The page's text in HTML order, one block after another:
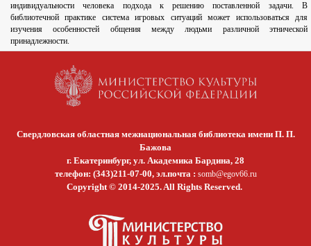
индивидуальности человека подхода к решению поставленной задачи. В
библиотечной практике система игровых ситуаций может использоваться для
изучения особенностей общения между людьми различной этнической
принадлежности.
Свердловская областная межнациональная библиотека имени П. П.
Бажова
г. Екатеринбург, ул. Академика Бардина, 28
телефон: (343)211-07-00, эл.почта : somb@egov66.ru
Copyright © 2014-2025. All Rights Reserved.